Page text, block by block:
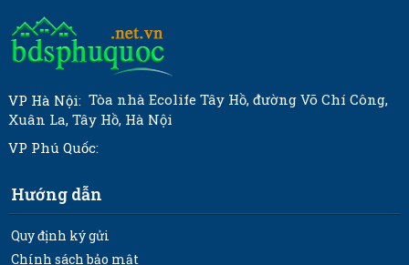
VP Hà Nội: Tòa nhà Ecolife Tây Hồ, đường Võ Chí Công,
Xuân La, Tây Hồ, Hà Nội
VP Phú Quốc:
Hướng dẫn
Quy định ký gửi
Chính sách bảo mật